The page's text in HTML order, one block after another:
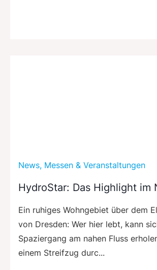
News, Messen & Veranstaltungen
HydroStar: Das Highlight im
Ein ruhiges Wohngebiet über dem
von Dresden: Wer hier lebt, kann
Spaziergang am nahen Fluss
einem Streifzug durc...